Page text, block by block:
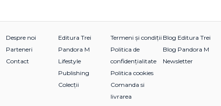
Despre noi
Parteneri
Contact
Editura Trei
Pandora M
Lifestyle
Publishing
Colecții
Termeni și condiții
Politica de
confidențialitate
Politica cookies
Comanda si
livrarea
Blog Editura Trei
Blog Pandora M
Newsletter